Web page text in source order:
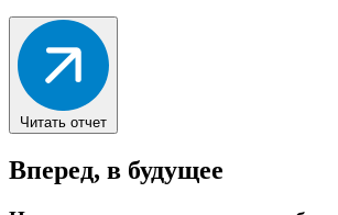
Читать отчет
Вперед, в будущее